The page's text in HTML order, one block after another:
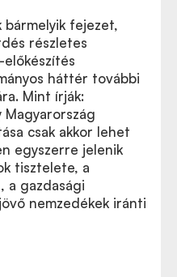
bármelyik fejezet,
részletes
háttér további
Mint írják:
Magyarország
csak akkor lehet
egyszerre jelenik
tisztelete, a
a gazdasági
nemzedékek iránti